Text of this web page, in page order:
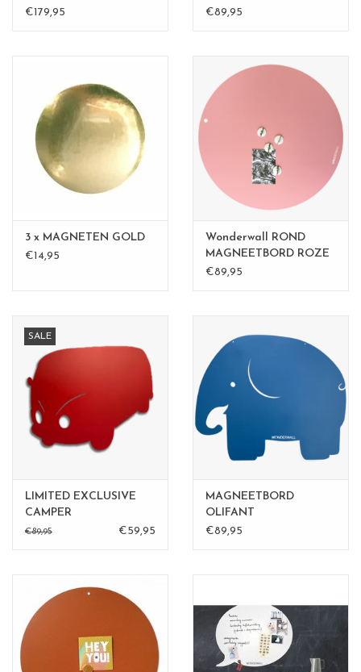
€179,95
diam.
€89,95
3 x MAGNETEN GOLD
€14,95
Wonderwall ROND
MAGNEETBORD ROZE
- 60 cm -
€89,95
SALE
LIMITED EXCLUSIVE
CAMPER
€89,95 €59,95
MAGNEETBORD
OLIFANT
€89,95